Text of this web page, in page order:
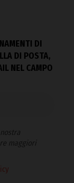
DI
DI POSTA,
NEL CAMPO
maggiori